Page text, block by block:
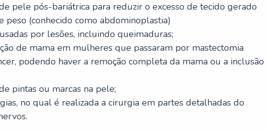
pele pós-bariátrica para reduzir o excesso de tecido gerado
peso (conhecido como abdominoplastia)
por lesões, incluindo queimaduras;
de mama em mulheres que passaram por mastectomia
podendo haver a remoção completa da mama ou a inclusão
pintas ou marcas na pele;
no qual é realizada a cirurgia em partes detalhadas do